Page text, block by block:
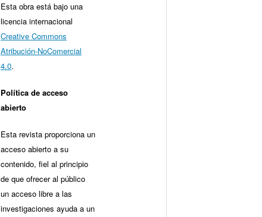
Esta obra está bajo una
licencia internacional
Creative Commons
Atribución-NoComercial
4.0.
Política de acceso
abierto
Esta revista proporciona un
acceso abierto a su
contenido, fiel al principio
de que ofrecer al público
un acceso libre a las
investigaciones ayuda a un